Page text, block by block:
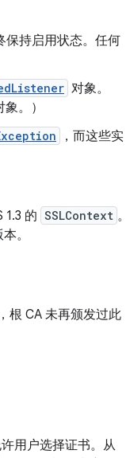
保持启用状态。任何
对象。
。）
，而这些实
1.3 的 SSLContext 。
。
根 CA 未再颁发过此
用户选择证书。从